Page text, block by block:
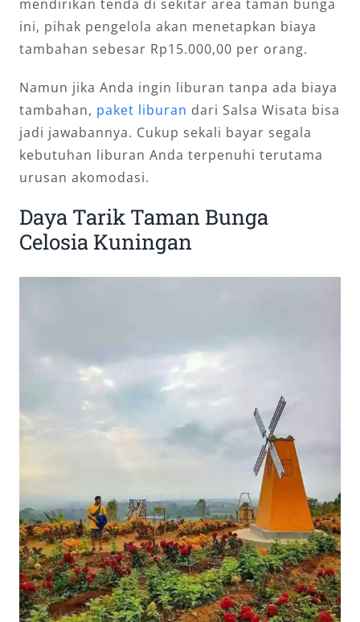
mendirikan tenda di sekitar area taman bunga
ini, pihak pengelola akan menetapkan biaya
tambahan sebesar Rp15.000,00 per orang.
Namun jika Anda ingin liburan tanpa ada biaya
tambahan, paket liburan dari Salsa Wisata bisa
jadi jawabannya. Cukup sekali bayar segala
kebutuhan liburan Anda terpenuhi terutama
urusan akomodasi.
Daya Tarik Taman Bunga
Celosia Kuningan